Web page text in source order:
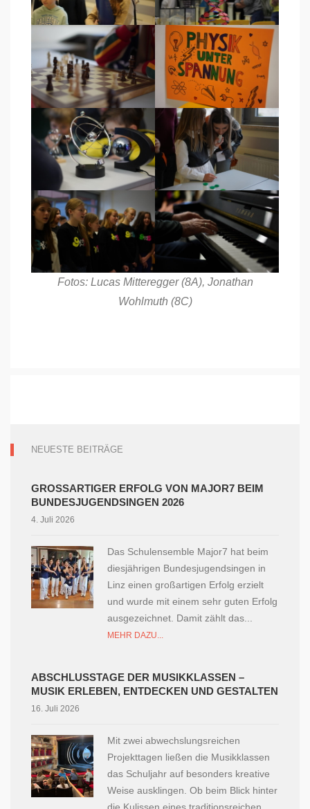
Fotos: Lucas Mitteregger (8A), Jonathan
Wohlmuth (8C)
NEUESTE BEITRÄGE
GROSSARTIGER ERFOLG VON MAJOR7 BEIM B
UNDESJUGENDSINGEN 2026
4. Juli 2026
Das Schulensemble Major7 hat beim
diesjährigen Bundesjugendsingen in
Linz einen großartigen Erfolg erzielt
und wurde mit einem sehr guten Erfolg
ausgezeichnet. Damit zählt das...
MEHR DAZU...
ABSCHLUSSTAGE DER MUSIKKLASSEN –
MUSIK ERLEBEN, ENTDECKEN UND GESTALTEN
16. Juli 2026
Mit zwei abwechslungsreichen
Projekttagen ließen die Musikklassen
das Schuljahr auf besonders kreative
Weise ausklingen. Ob beim Blick hinter